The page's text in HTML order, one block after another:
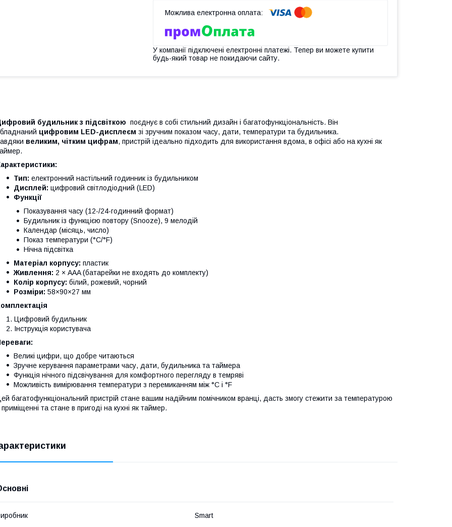
У компанії підключені електронні платежі. Тепер ви можете купити
будь-який товар не покидаючи сайту.
будильник з підсвіткою поєднує в собі стильний дизайн і багатофункціональність. Він
цифровим LED-дисплеєм зі зручним показом часу, дати, температури та будильника.
великим, чітким цифрам, пристрій ідеально підходить для використання вдома, в офісі або на кухні як
Тип: електронний настільний годинник із будильником
Дисплей: цифровий світлодіодний (LED)
Функції
Показування часу (12-/24-годинний формат)
Будильник із функцією повтору (Snooze), 9 мелодій
Календар (місяць, число)
Показ температури (°C/°F)
Нічна підсвітка
Матеріал корпусу: пластик
Живлення: 2 × AAA (батарейки не входять до комплекту)
Колір корпусу: білий, рожевий, чорний
Розміри: 58×90×27 мм
Цифровий будильник
Інструкція користувача
Великі цифри, що добре читаються
Зручне керування параметрами часу, дати, будильника та таймера
Функція нічного підсвічування для комфортного перегляду в темряві
Можливість вимірювання температури з перемиканням між °C і °F
багатофункціональний пристрій стане вашим надійним помічником вранці, дасть змогу стежити за температурою
приміщенні та стане в пригоді на кухні як таймер.
Smart